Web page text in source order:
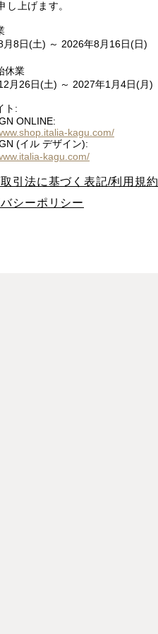
し上げます。
月8日(土) ～ 2026年8月16日(日)
休業
月26日(土) ～ 2027年1月4日(月)
ト:
ONLINE:
kagu.com/
(イル デザイン):
kagu.com/
引法に基づく表記/利用規約
シーポリシー